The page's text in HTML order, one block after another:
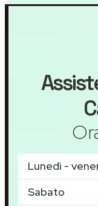
Lunedì -
Sabato